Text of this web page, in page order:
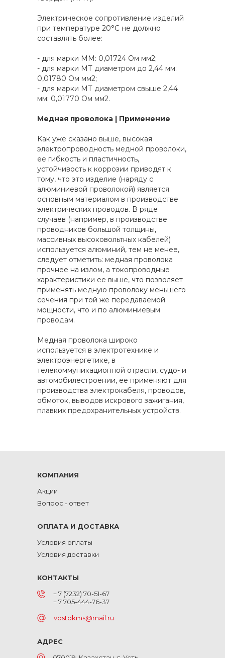
Электрическое сопротивление изделий
при температуре 20°С не должно
составлять более:
- для марки ММ: 0,01724 Ом мм2;
- для марки МТ диаметром до 2,44 мм:
0,01780 Ом мм2;
- для марки МТ диаметром свыше 2,44
мм: 0,01770 Ом мм2.
Медная проволока | Применение
Как уже сказано выше, высокая
электропроводность медной проволоки,
ее гибкость и пластичность,
устойчивость к коррозии приводят к
тому, что это изделие (наряду с
алюминиевой проволокой) является
основным материалом в производстве
электрических проводов. В ряде
случаев (например, в производстве
проводников большой толщины,
массивных высоковольтных кабелей)
используется алюминий, тем не менее,
следует отметить: медная проволока
прочнее на излом, а токопроводные
характеристики ее выше, что позволяет
применять медную проволоку меньшего
сечения при той же передаваемой
мощности, что и по алюминиевым
проводам.
Медная проволока широко
используется в электротехнике и
электроэнергетике, в
телекоммуникационной отрасли, судо- и
автомобилестроении, ее применяют для
производства электрокабеля, проводов,
обмоток, выводов искрового зажигания,
плавких предохранительных устройств.
КОМПАНИЯ
Акции
Вопрос - ответ
ОПЛАТА И ДОСТАВКА
Условия оплаты
Условия доставки
КОНТАКТЫ
+ 7 (7232) 70-51-67
+ 7 705-444-76-37
vostokms@mail.ru
АДРЕС